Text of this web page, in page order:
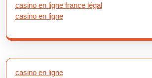
casino en ligne france légal
casino en ligne
casino en ligne